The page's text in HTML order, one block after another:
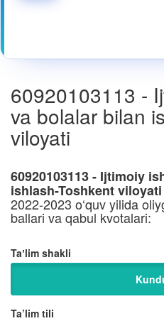
60920103113 -
va bolalar bilan
viloyati
60920103113 - Ijtimoiy
ishlash-Toshkent viloyati
2022-2023 o‘quv yilida
ballari va qabul kvotalari:
Taʼlim shakli
Ta’lim tili